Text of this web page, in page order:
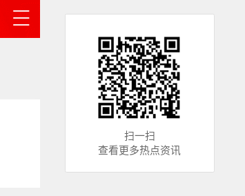
扫一扫
查看更多热点资讯